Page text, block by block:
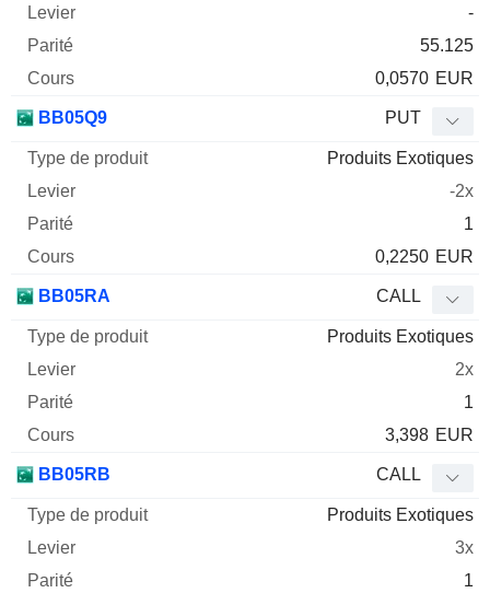
-
55.125
0,0570 EUR
BB05Q9 PUT
Produits Exotiques
-2x
1
0,2250 EUR
BB05RA CALL
Produits Exotiques
2x
1
3,398 EUR
BB05RB CALL
Produits Exotiques
3x
1